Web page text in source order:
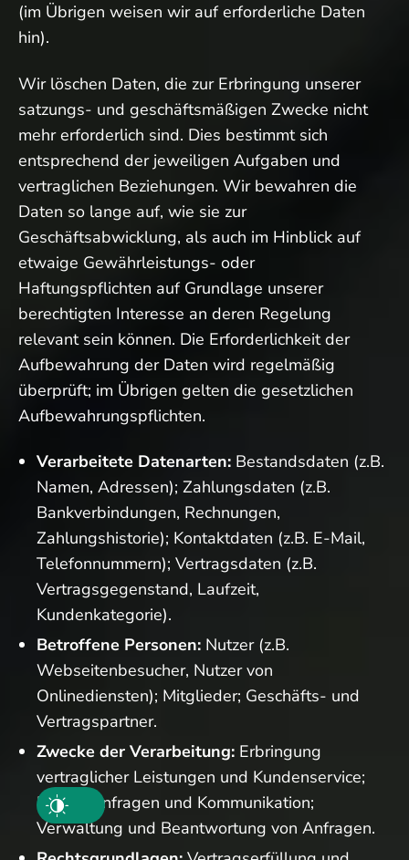
(im Übrigen weisen wir auf erforderliche Daten
hin).
Wir löschen Daten, die zur Erbringung unserer
satzungs- und geschäftsmäßigen Zwecke nicht
mehr erforderlich sind. Dies bestimmt sich
entsprechend der jeweiligen Aufgaben und
vertraglichen Beziehungen. Wir bewahren die
Daten so lange auf, wie sie zur
Geschäftsabwicklung, als auch im Hinblick auf
etwaige Gewährleistungs- oder
Haftungspflichten auf Grundlage unserer
berechtigten Interesse an deren Regelung
relevant sein können. Die Erforderlichkeit der
Aufbewahrung der Daten wird regelmäßig
überprüft; im Übrigen gelten die gesetzlichen
Aufbewahrungspflichten.
Verarbeitete Datenarten: Bestandsdaten (z.B.
Namen, Adressen); Zahlungsdaten (z.B.
Bankverbindungen, Rechnungen,
Zahlungshistorie); Kontaktdaten (z.B. E-Mail,
Telefonnummern); Vertragsdaten (z.B.
Vertragsgegenstand, Laufzeit,
Kundenkategorie).
Betroffene Personen: Nutzer (z.B.
Webseitenbesucher, Nutzer von
Onlinediensten); Mitglieder; Geschäfts- und
Vertragspartner.
Zwecke der Verarbeitung: Erbringung
vertraglicher Leistungen und Kundenservice;
Kontaktanfragen und Kommunikation;
Verwaltung und Beantwortung von Anfragen.